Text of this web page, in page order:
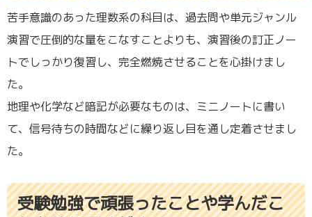
苦手意識のあった理数系の科目は、過去問や単元ジャンル
演習で圧倒的な量をこなすことよりも、演習後の訂正ノー
トでしっかり復習し、完全燃焼させることを心掛けまし
た。
地理や化学など暗記が必要なものは、ミニノートに書い
て、信号待ちの時間などに繰り返し目を通し定着させまし
た。
受験勉強で頑張ったことや学んだこ